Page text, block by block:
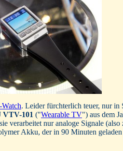
. Leider fürchterlich teuer, nur in
VTV-101 ("Wearable TV") aus dem
verarbeitet nur analoge Signale
Akku, der in 90 Minuten